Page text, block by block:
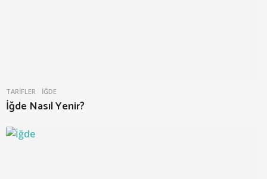
TARIFLER İĞDE
İğde Nasıl Yenir?